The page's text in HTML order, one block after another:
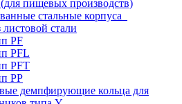
пищевых производств)
стальные корпуса
стали
PF
PFL
PFT
PP
демпфирующие кольца для